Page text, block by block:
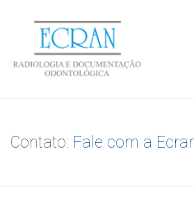
Contato: Fale com a